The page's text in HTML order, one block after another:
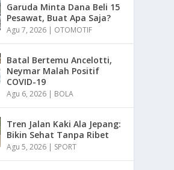
Garuda Minta Dana Beli 15
Pesawat, Buat Apa Saja?
Agu 7, 2026 | OTOMOTIF
Batal Bertemu Ancelotti,
Neymar Malah Positif
COVID-19
Agu 6, 2026 | BOLA
Tren Jalan Kaki Ala Jepang:
Bikin Sehat Tanpa Ribet
Agu 5, 2026 | SPORT